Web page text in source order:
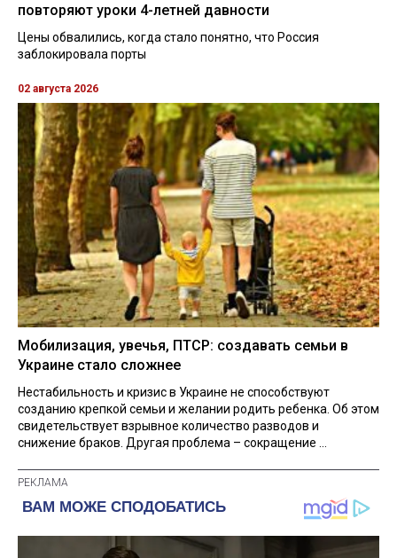
повторяют уроки 4-летней давности
Цены обвалились, когда стало понятно, что Россия
заблокировала порты
02 августа 2026
Мобилизация, увечья, ПТСР: создавать семьи в
Украине стало сложнее
Нестабильность и кризис в Украине не способствуют
созданию крепкой семьи и желании родить ребенка. Об этом
свидетельствует взрывное количество разводов и
снижение браков. Другая проблема – сокращение ...